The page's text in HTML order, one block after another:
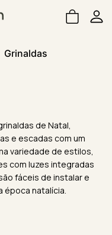
Grinaldas
de Natal,
e escadas com um
variedade de estilos,
com luzes integradas
fáceis de instalar e
época natalícia.